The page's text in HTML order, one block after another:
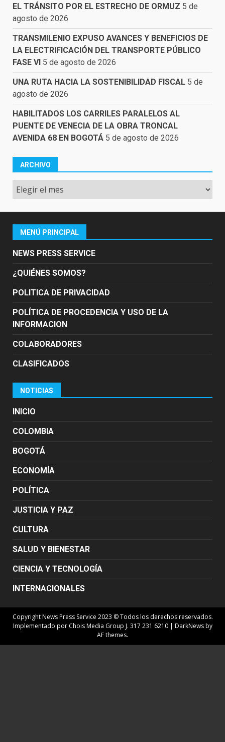
EL TRÁNSITO POR EL ESTRECHO DE ORMUZ 5 de
agosto de 2026
TRANSMILENIO EXPUSO AVANCES Y BENEFICIOS DE
LA ELECTRIFICACIÓN DEL TRANSPORTE PÚBLICO
FASE VI 5 de agosto de 2026
UNA RUTA HACIA LA SOSTENIBILIDAD FISCAL 5 de
agosto de 2026
HABILITADOS LOS CARRILES PARALELOS AL
PUENTE DE VENECIA DE LA OBRA TRONCAL
AVENIDA 68 EN BOGOTÁ 5 de agosto de 2026
ARCHIVO
Archivo
MENÚ PRINCIPAL
NEWS PRESS SERVICE
¿QUIÉNES SOMOS?
POLITICA DE PRIVACIDAD
POLÍTICA DE PROCEDENCIA Y USO DE LA
INFORMACION
COLABORADORES
CLASIFICADOS
NOTICIAS
INICIO
COLOMBIA
BOGOTÁ
ECONOMÍA
POLÍTICA
JUSTICIA Y PAZ
CULTURA
SALUD Y BIENESTAR
CIENCIA Y TECNOLOGÍA
INTERNACIONALES
Copyright News Press Service 2023 © Todos los derechos reservados.
Implementado por Chois Media Group J. 317 231 6210 | DarkNewsby
AF themes.